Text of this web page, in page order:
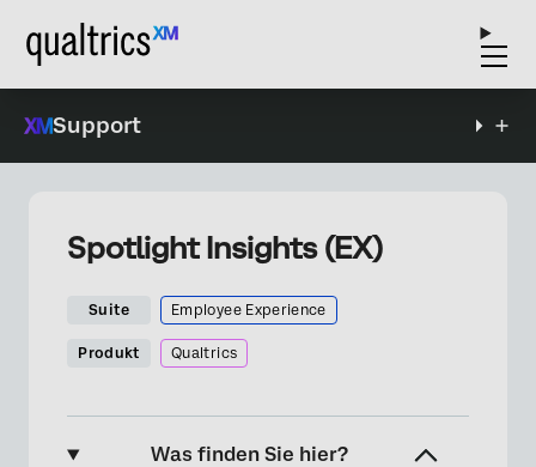
Support
Spotlight Insights (EX)
Suite Employee Experience
Produkt Qualtrics
Was finden Sie hier?